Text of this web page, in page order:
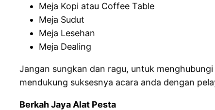
Meja Kopi atau Coffee Table
Meja Sudut
Meja Lesehan
Meja Dealing
Jangan sungkan dan ragu, untuk
mendukung suksesnya acara anda dengan
Berkah Jaya Alat Pesta